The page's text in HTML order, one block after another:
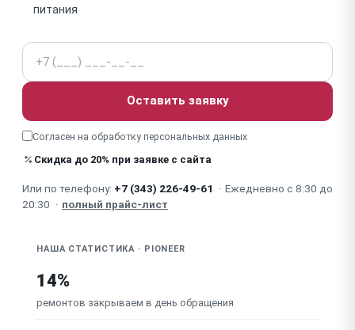
Не работает Bluetooth
Щелчки при включении
Не работает один канал
Обрыв сигнала при работе
питания
Телефон
Оставить заявку
Согласен на обработку персональных данных
Скидка до 20% при заявке с сайта
Или по телефону: +7 (343) 226-49-61 · Ежедневно с 8:30 до
20:30 · полный прайс-лист
НАША СТАТИСТИКА · PIONEER
14%
ремонтов закрываем в день обращения